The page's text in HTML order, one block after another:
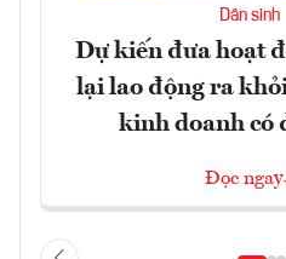
Dân sinh
Dự kiến đưa hoạt
lại lao động ra
kinh doanh có
Đọc ngay